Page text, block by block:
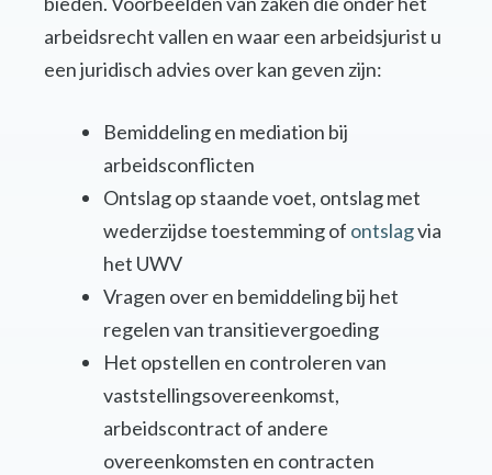
arbeidsrecht vallen en waar een arbeidsjurist u
een juridisch advies over kan geven zijn:
Bemiddeling en mediation bij
arbeidsconflicten
Ontslag op staande voet, ontslag met
wederzijdse toestemming of ontslagvia
het UWV
Vragen over en bemiddeling bij het
regelen van transitievergoeding
Het opstellen en controleren van
vaststellingsovereenkomst,
arbeidscontract of andere
overeenkomsten en contracten